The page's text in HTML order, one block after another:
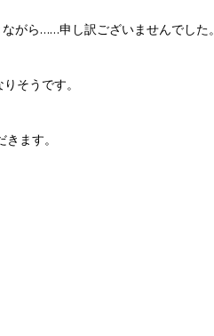
がら……申し訳ございませんでした。
そうです。
ます。